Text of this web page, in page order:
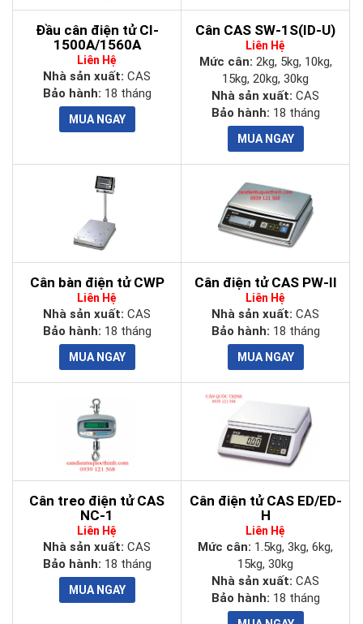
Đầu cân điện tử CI-
1500A/1560A
Liên Hệ
Nhà sản xuất: CAS
Bảo hành: 18 tháng
Cân CAS SW-1S(ID-U)
Liên Hệ
Mức cân: 2kg, 5kg, 10kg,
15kg, 20kg, 30kg
Nhà sản xuất: CAS
Bảo hành: 18 tháng
Cân bàn điện tử CWP
Liên Hệ
Nhà sản xuất: CAS
Bảo hành: 18 tháng
Cân điện tử CAS PW-II
Liên Hệ
Nhà sản xuất: CAS
Bảo hành: 18 tháng
Cân treo điện tử CAS
NC-1
Liên Hệ
Nhà sản xuất: CAS
Bảo hành: 18 tháng
Cân điện tử CAS ED/ED-
H
Liên Hệ
Mức cân: 1.5kg, 3kg, 6kg,
15kg, 30kg
Nhà sản xuất: CAS
Bảo hành: 18 tháng